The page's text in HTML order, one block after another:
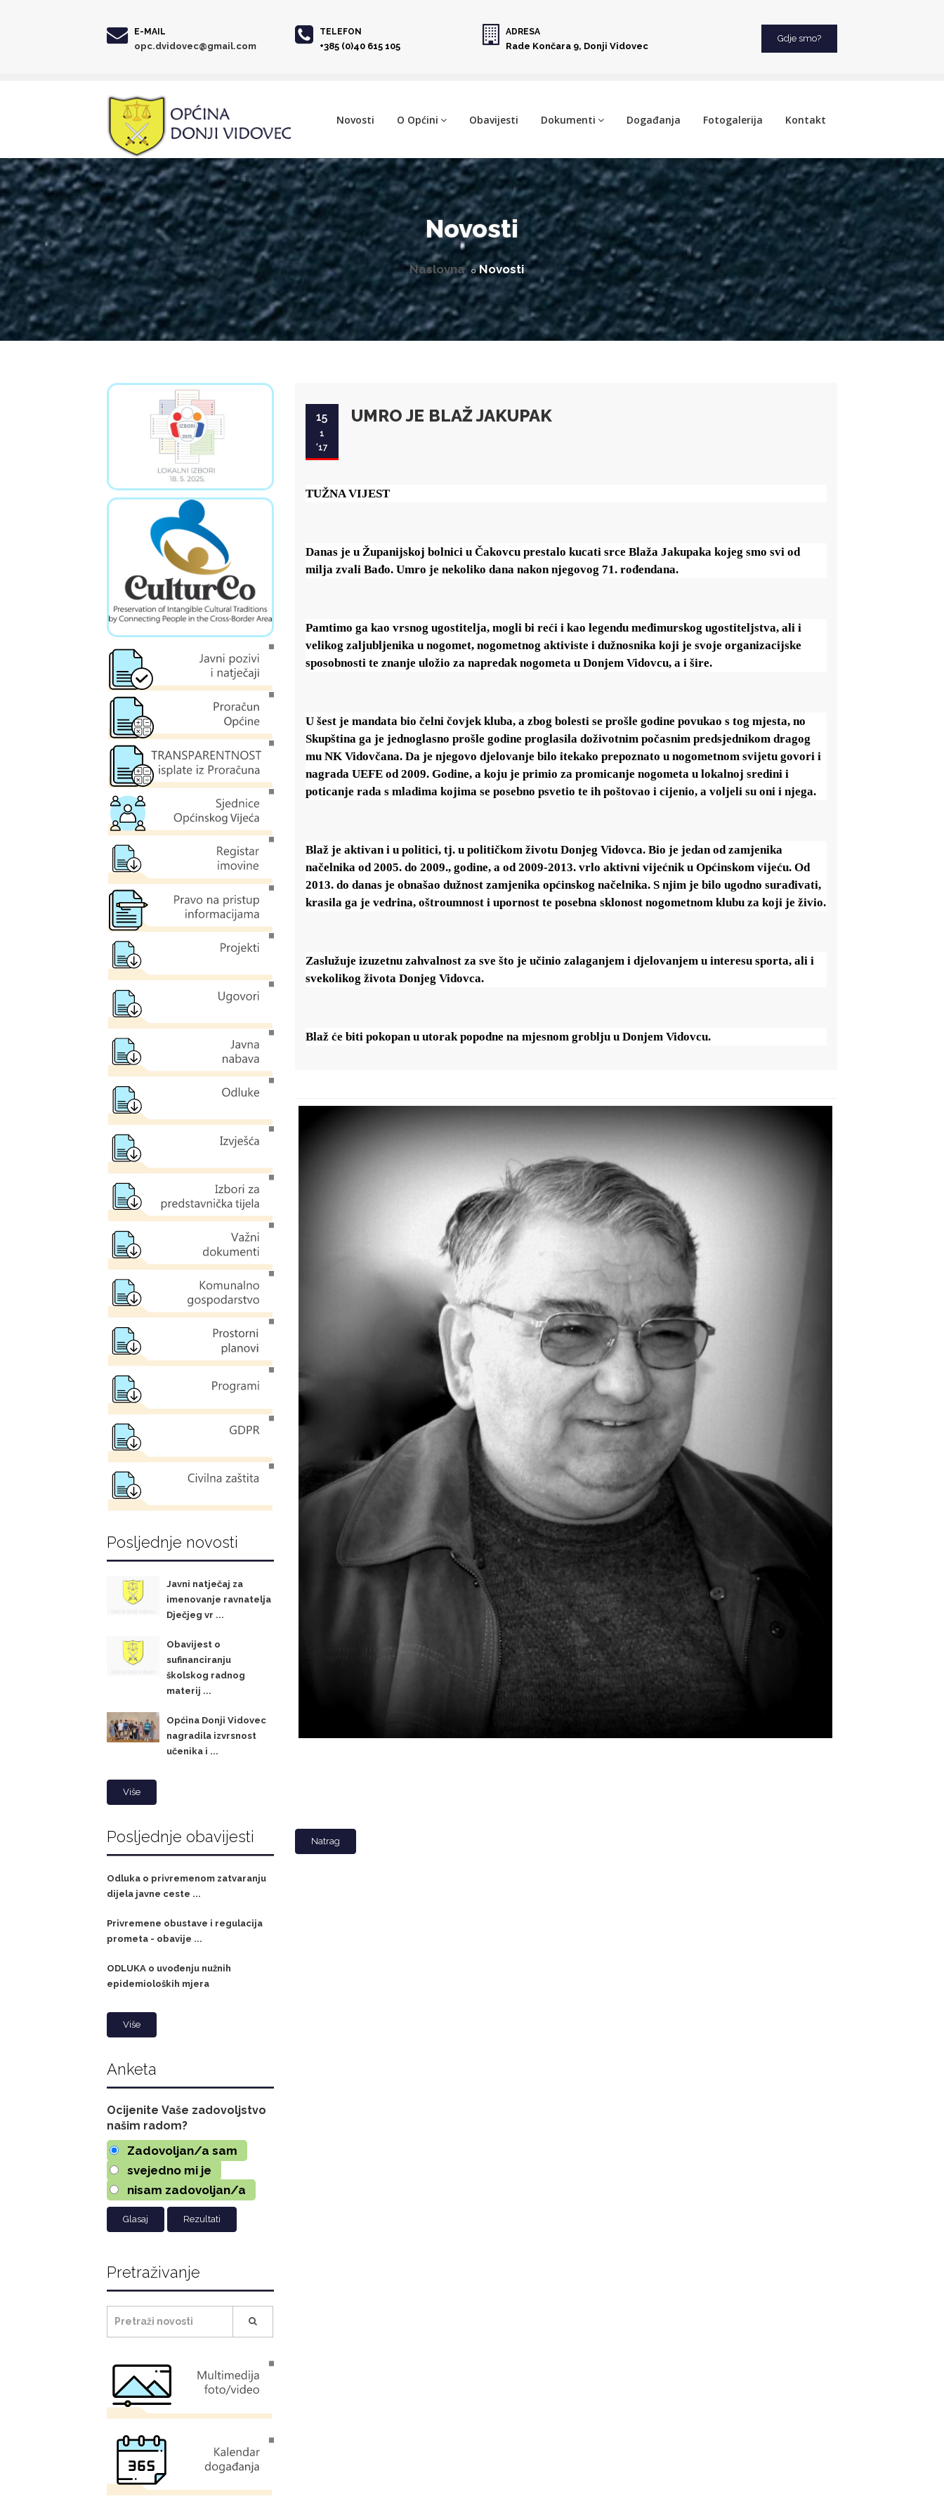
E-MAIL
opc.dvidovec@gmail.com
TELEFON
+385 (0)40 615 105
ADRESA
Rade Končara 9, Donji Vidovec
Gdje smo?
Novosti O Općini Obavijesti Dokumenti Događanja Fotogalerija Kontakt
Novosti
Naslovna Novosti
15
1
'17
UMRO JE BLAŽ JAKUPAK
TUŽNA VIJEST
Danas je u Županijskoj bolnici u Čakovcu prestalo kucati srce Blaža Jakupaka kojeg smo svi od
milja zvali Bađo. Umro je nekoliko dana nakon njegovog 71. rođendana.
Pamtimo ga kao vrsnog ugostitelja, mogli bi reći i kao legendu međimurskog ugostiteljstva, ali i
velikog zaljubljenika u nogomet, nogometnog aktiviste i dužnosnika koji je svoje organizacijske
sposobnosti te znanje uložio za napredak nogometa u Donjem Vidovcu, a i šire.
U šest je mandata bio čelni čovjek kluba, a zbog bolesti se prošle godine povukao s tog mjesta, no
Skupština ga je jednoglasno prošle godine proglasila doživotnim počasnim predsjednikom dragog
mu NK Vidovčana. Da je njegovo djelovanje bilo itekako prepoznato u nogometnom svijetu govori i
nagrada UEFE od 2009. Godine, a koju je primio za promicanje nogometa u lokalnoj sredini i
poticanje rada s mladima kojima se posebno psvetio te ih poštovao i cijenio, a voljeli su oni i njega.
Blaž je aktivan i u politici, tj. u političkom životu Donjeg Vidovca. Bio je jedan od zamjenika
načelnika od 2005. do 2009., godine, a od 2009-2013. vrlo aktivni vijećnik u Općinskom vijeću. Od
2013. do danas je obnašao dužnost zamjenika općinskog načelnika. S njim je bilo ugodno surađivati,
krasila ga je vedrina, oštroumnost i upornost te posebna sklonost nogometnom klubu za koji je živio.
Zaslužuje izuzetnu zahvalnost za sve što je učinio zalaganjem i djelovanjem u interesu sporta, ali i
svekolikog života Donjeg Vidovca.
Blaž će biti pokopan u utorak popodne na mjesnom groblju u Donjem Vidovcu.
Natrag
Posljednje novosti
Javni natječaj za
imenovanje ravnatelja
Dječjeg vr ...
Obavijest o
sufinanciranju
školskog radnog
materij ...
Općina Donji Vidovec
nagradila izvrsnost
učenika i ...
Više
Posljednje obavijesti
Odluka o privremenom zatvaranju
dijela javne ceste ...
Privremene obustave i regulacija
prometa - obavije ...
ODLUKA o uvođenju nužnih
epidemioloških mjera
Više
Anketa
Ocijenite Vaše zadovoljstvo
našim radom?
Zadovoljan/a sam
svejedno mi je
nisam zadovoljan/a
Rezultati
Pretraživanje